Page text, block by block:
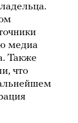
медиа
Также
что